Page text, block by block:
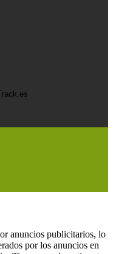
anuncios publicitarios, lo
por los anuncios en